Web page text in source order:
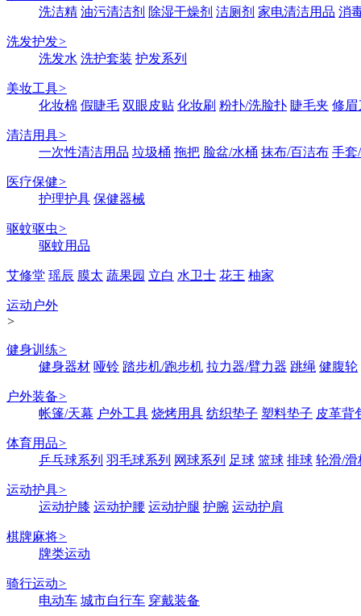
洗洁精 油污清洁剂 除湿干燥剂 洁厕剂 家电清洁用品 消
洗发护发>
洗发水 洗护套装 护发系列
美妆工具>
化妆棉 假睫毛 双眼皮贴 化妆刷 粉扑/洗脸扑 睫毛夹 修眉
清洁用具>
一次性清洁用品 垃圾桶 拖把 脸盆/水桶 抹布/百洁布 手套
医疗保健>
护理护具 保健器械
驱蚊驱虫>
驱蚊用品
艾修堂 瑶辰 膜太 蔬果园 立白 水卫士 花王 柚家
运动户外
>
健身训练>
健身器材 哑铃 踏步机/跑步机 拉力器/臂力器 跳绳 健腹轮
户外装备>
帐篷/天幕 户外工具 烧烤用具 纺织垫子 塑料垫子 皮革背
体育用品>
乒乓球系列 羽毛球系列 网球系列 足球 篮球 排球 轮滑/滑
运动护具>
运动护膝 运动护腰 运动护腿 护腕 运动护肩
棋牌麻将>
牌类运动
骑行运动>
电动车 城市自行车 穿戴装备